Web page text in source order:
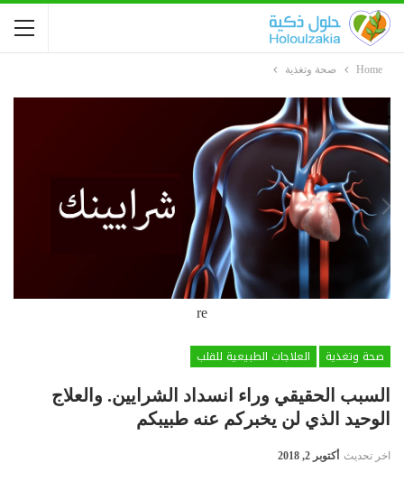
Home صحة وتغذية
re
صحة وتغذية
العلاجات الطبيعية للقلب
السبب الحقيقي وراء انسداد الشرايين. والعلاج
الوحيد الذي لن يخبركم عنه طبيبكم
اخر تحديث أكتوبر 2, 2018